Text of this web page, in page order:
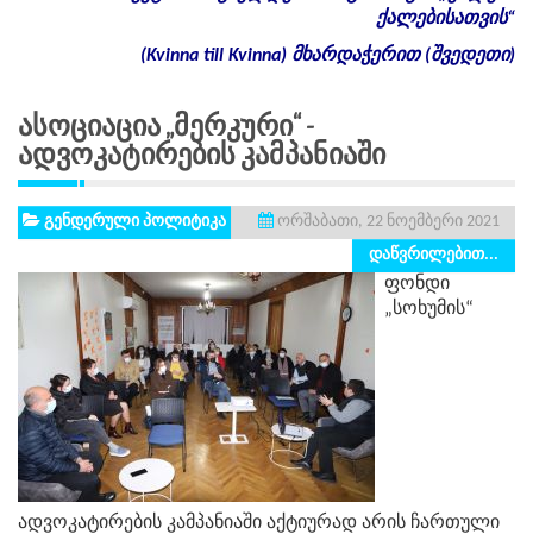
ქალებისათვის“
(Kvinna till Kvinna) მხარდაჭერით(შვედეთი)
Ასოციაცია „მერკური“ -
Ადვოკატირების Კამპანიაში
გენდერული პოლიტიკა
ორშაბათი, 22 ნოემბერი 2021
დაწვრილებით...
ფონდი
„სოხუმის“
ადვოკატირების კამპანიაში აქტიურად არის ჩართული